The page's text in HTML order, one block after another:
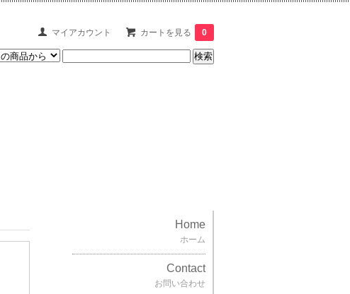
マイアカウント カートを見る 0
Home
ホーム
Contact
お問い合わせ